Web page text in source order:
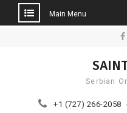
Main Menu
Serbian
+1 (727) 266-2058